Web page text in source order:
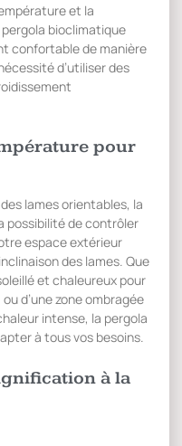
et la
bioclimatique
confortable de manière
d’utiliser des
pour
lames orientables, la
possibilité de contrôler
espace extérieur
des lames. Que
et chaleureux pour
d’une zone ombragée
intense, la pergola
à tous vos besoins.
à la